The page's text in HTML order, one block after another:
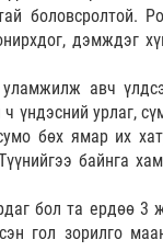
боловсролтой.
дэмждэг
уламжилж авч
үндэсний урлаг,
бөх ямар их
байнга
бол та ердөө 3
гол зорилго